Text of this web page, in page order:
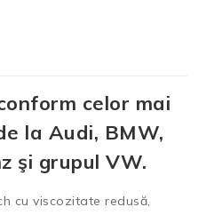
celor mai
la Audi, BMW,
şi grupul VW.
cu viscozitate redusă,